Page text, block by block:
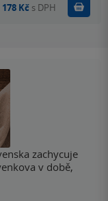
178 Kč s DPH
zachycuje
v době,